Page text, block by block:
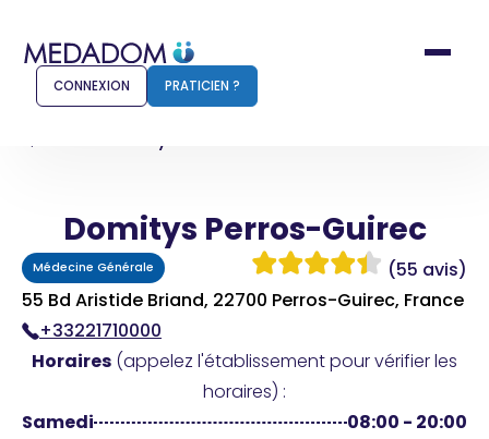
Comment ça marche ?
Pour les patients
Pharmacien
Connexion
CONNEXION PRATICIEN ?
Domitys Perros-Guirec
Domitys Perros-Guirec
Médecine Générale
(55 avis)
55 Bd Aristide Briand, 22700 Perros-Guirec, France
+33221710000
Horaires (appelez l'établissement pour vérifier les
horaires) :
Samedi
08:00 - 20:00